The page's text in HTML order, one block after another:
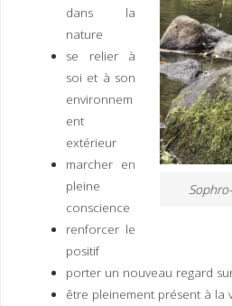
dans la
nature
se relier à
soi et à son
environnem
ent
extérieur
marcher en
pleine
conscience
renforcer le
positif
porter un nouveau regard
être pleinement présent à la